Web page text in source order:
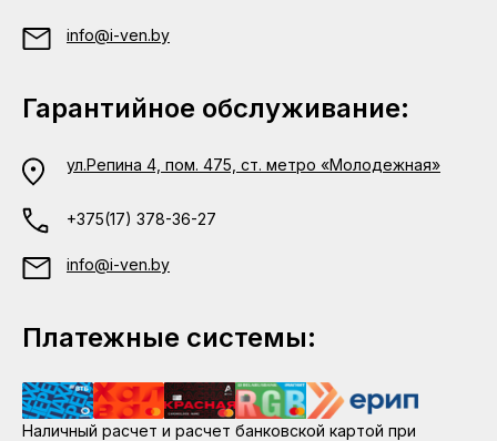
info@i-ven.by
Гарантийное обслуживание:
ул.Репина 4, пом. 475, ст. метро «Молодежная»
+375(17) 378-36-27
info@i-ven.by
Платежные системы:
Наличный расчет и расчет банковской картой при